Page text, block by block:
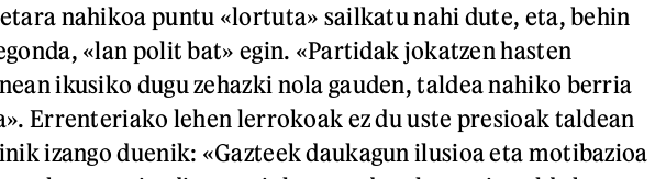
nahikoa puntu «lortuta» sailkatu nahi dute, eta, behin
«lan polit bat» egin. «Partidak jokatzen hasten
ikusiko dugu zehazki nola gauden, taldea nahiko berria
Errenteriako lehen lerrokoak ez du uste presioak taldean
izango duenik: «Gazteek daukagun ilusioa eta motibazioa